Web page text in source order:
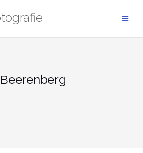
Beerenberg